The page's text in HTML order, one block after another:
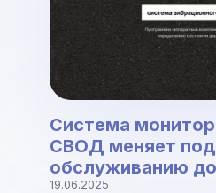
Система
СВОД меняет
обслуживанию
19.06.2025